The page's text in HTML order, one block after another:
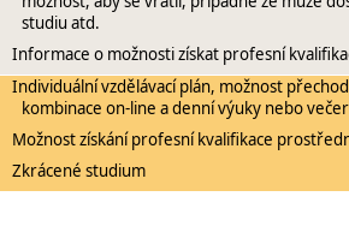
studiu atd.
Informace o možnosti získat profesní
Individuální vzdělávací plán, možnost
kombinace on-line a denní výuky nebo
Možnost získání profesní kvalifikace
Zkrácené studium